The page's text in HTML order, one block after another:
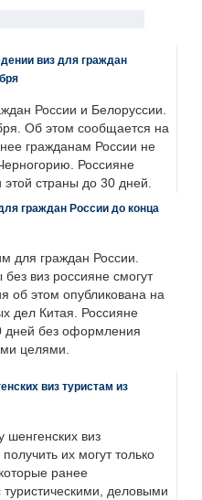
виз для граждан
России и Белоруссии.
Об этом сообщается на
гражданам России не
Россияне
этой страны до 30 дней.
граждан России до конца
для граждан России.
виз россияне смогут
об этом опубликована на
дел Китая. Россияне
дней без оформления
целями.
виз туристам из
шенгенских виз
их могут только
ранее
туристическими, деловыми